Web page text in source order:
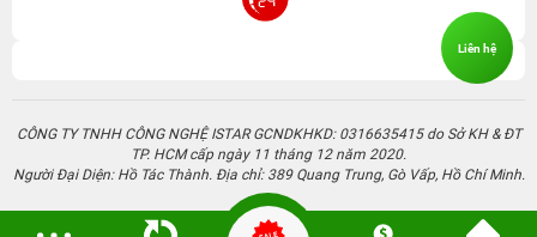
CÔNG TY TNHH CÔNG NGHỆ ISTAR GCNDKHKD: 0316635415 do Sở KH & ĐT
TP. HCM cấp ngày 11 tháng 12 năm 2020.
Người Đại Diện: Hồ Tác Thành. Địa chỉ: 389 Quang Trung, Gò Vấp, Hồ Chí Minh.
Liên hệ